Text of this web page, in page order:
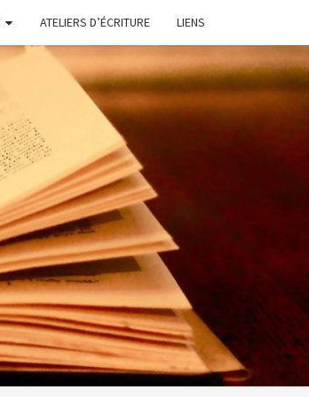
ATELIERS D’ÉCRITURE LIENS